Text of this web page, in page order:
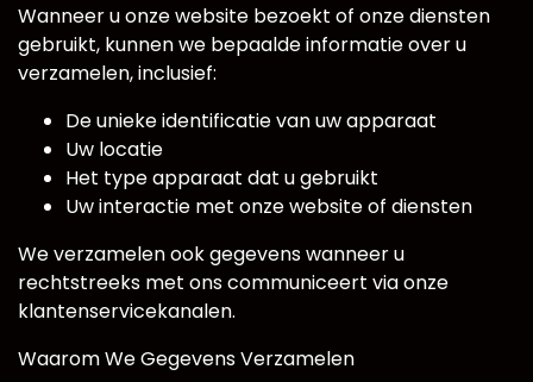
Wanneer u onze website bezoekt of onze diensten
gebruikt, kunnen we bepaalde informatie over u
verzamelen, inclusief:
De unieke identificatie van uw apparaat
Uw locatie
Het type apparaat dat u gebruikt
Uw interactie met onze website of diensten
We verzamelen ook gegevens wanneer u
rechtstreeks met ons communiceert via onze
klantenservicekanalen.
Waarom We Gegevens Verzamelen